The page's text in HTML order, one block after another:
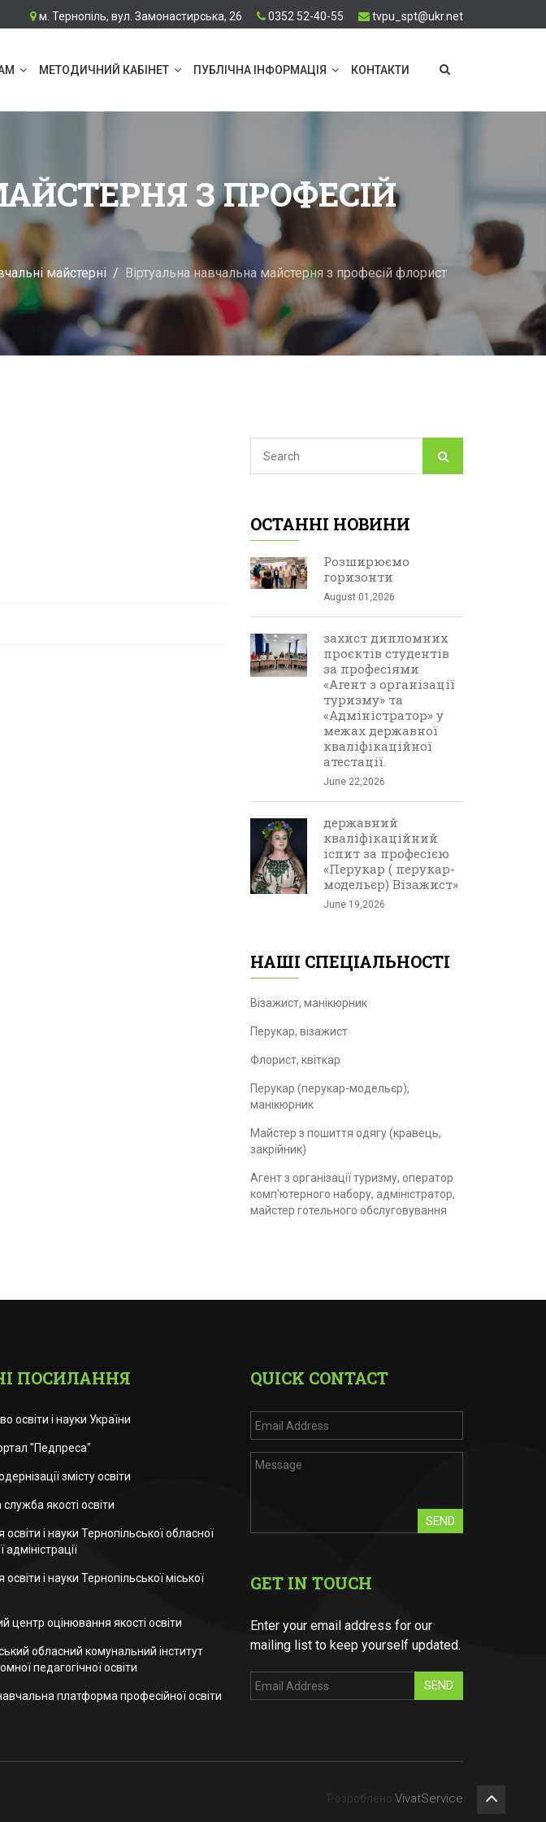
м. Тернопіль, вул. Замонастирська, 26 0352 52-40-55 tvpu_spt@ukr.net
МЕТОДИЧНИЙ КАБІНЕТ ПУБЛІЧНА ІНФОРМАЦІЯ КОНТАКТИ
З ПРОФЕСІЙ
майстерні Віртуальна навчальна майстерня з професій флорист
ОСТАННІ НОВИНИ
Розширюємо
горизонти
August 01,2026
захист дипломних
проєктів студентів
за професіями
«Агент з організації
туризму» та
«Адміністратор» у
межах державної
кваліфікаційної
атестації.
June 22,2026
державний
кваліфікаційний
іспит за професією
«Перукар ( перукар-
модельєр) Візажист»
June 19,2026
НАШІ СПЕЦІАЛЬНОСТІ
Візажист, манікюрник
Перукар, візажист
Флорист, квіткар
Перукар (перукар-модельєр),
манікюрник
Майстер з пошиття одягу (кравець,
закрійник)
Агент з організації туризму, оператор
комп'ютерного набору, адміністратор,
майстер готельного обслуговування
ПОСИЛАННЯ
освіти і науки України
"Педпреса"
змісту освіти
якості освіти
освіти і науки Тернопільської обласної
освіти і науки Тернопільської міської
центр оцінювання якості освіти
обласний комунальний інститут
педагогічної освіти
платформа професійної освіти
QUICK CONTACT
SEND
GET IN TOUCH
Enter your email address for our
mailing list to keep yourself updated.
SEND
Розроблено VivatService